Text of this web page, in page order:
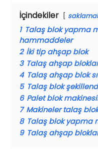
İçindekiler
1 Talaş blok yapma
hammaddeler
2 İki tip ahşap blok
3 Talaş ahşap
4 Talaş ahşap blok
5 Talaş blok
6 Palet blok
7 Makineler talaş
8 Talaş blok yapma
9 Talaş ahşap